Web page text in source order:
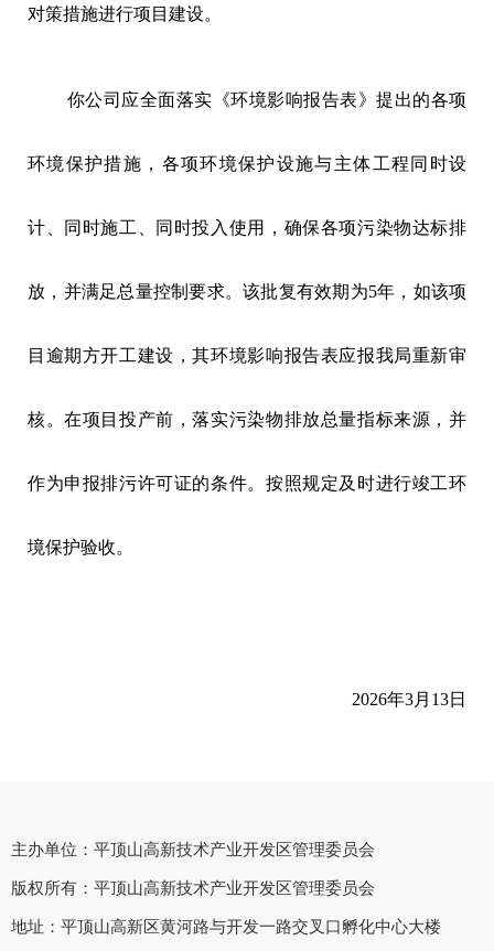
对策措施进行项目建设。
你公司应全面落实《环境影响报告表》提出的各项
环境保护措施，各项环境保护设施与主体工程同时设
计、同时施工、同时投入使用，确保各项污染物达标排
放，并满足总量控制要求。该批复有效期为5年，如该项
目逾期方开工建设，其环境影响报告表应报我局重新审
核。在项目投产前，落实污染物排放总量指标来源，并
作为申报排污许可证的条件。按照规定及时进行竣工环
境保护验收。
2026年3月13日
主办单位：平顶山高新技术产业开发区管理委员会
版权所有：平顶山高新技术产业开发区管理委员会
地址：平顶山高新区黄河路与开发一路交叉口孵化中心大楼